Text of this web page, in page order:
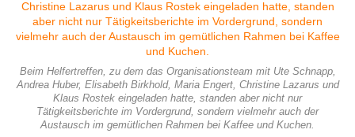
Beim Helfertreffen, zu dem das Organisationsteam mit Ute Schnapp,
Andrea Huber, Elisabeth Birkhold, Maria Engert, Christine Lazarus und
Klaus Rostek eingeladen hatte, standen aber nicht nur
Tätigkeitsberichte im Vordergrund, sondern vielmehr auch der
Austausch im gemütlichen Rahmen bei Kaffee und Kuchen.